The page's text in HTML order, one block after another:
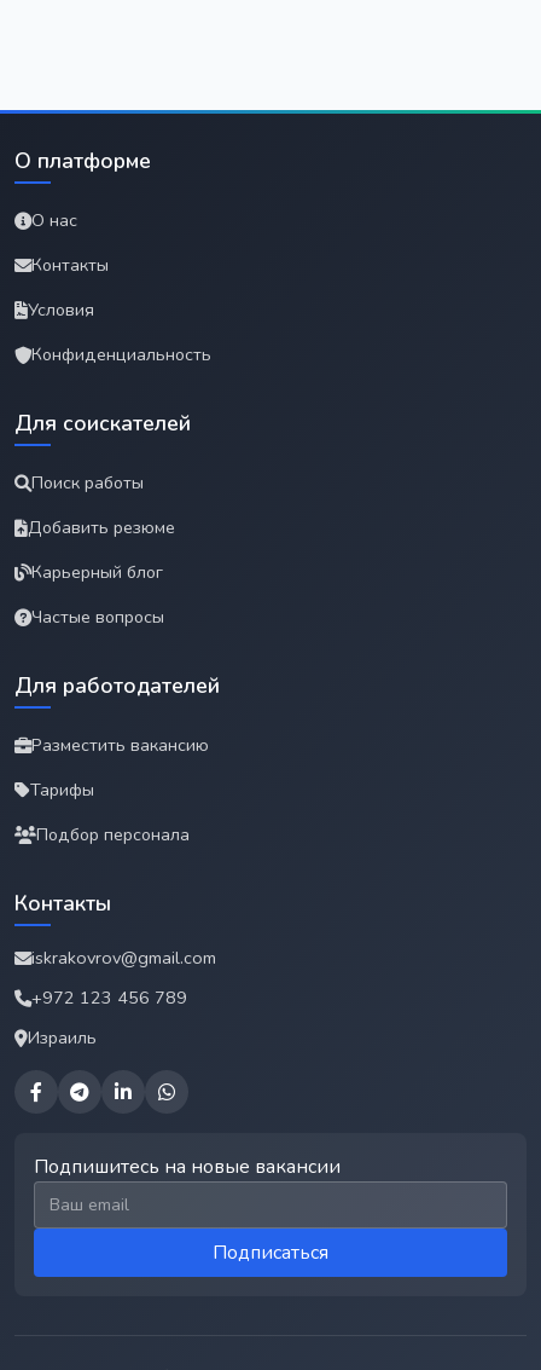
О платформе
О нас
Контакты
Условия
Конфиденциальность
Для соискателей
Поиск работы
Добавить резюме
Карьерный блог
Частые вопросы
Для работодателей
Разместить вакансию
Тарифы
Подбор персонала
Контакты
iskrakovrov@gmail.com
+972 123 456 789
Израиль
Подпишитесь на новые вакансии
Email для подписки
Подписаться